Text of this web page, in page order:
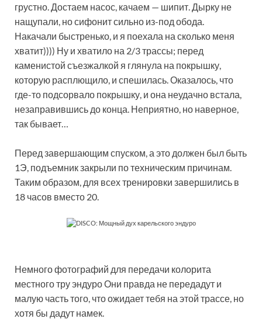
грустно. Достаем насос, качаем — шипит. Дырку не
нащупали, но сифонит сильно из-под обода.
Накачали быстренько, и я поехала на сколько меня
хватит)))) Ну и хватило на 2/3 трассы; перед
каменистой съезжалкой я глянула на покрышку,
которую расплющило, и спешилась. Оказалось, что
где-то подсорвало покрышку, и она неудачно встала,
незаправившись до конца. Неприятно, но наверное,
так бывает…
Перед завершающим спуском, а это должен был быть
1Э, подъемник закрыли по техническим причинам.
Таким образом, для всех тренировки завершились в
18 часов вместо 20.
Немного фотографий для передачи колорита
местного тру эндуро Они правда не передадут и
малую часть того, что ожидает тебя на этой трассе, но
хотя бы дадут намек.